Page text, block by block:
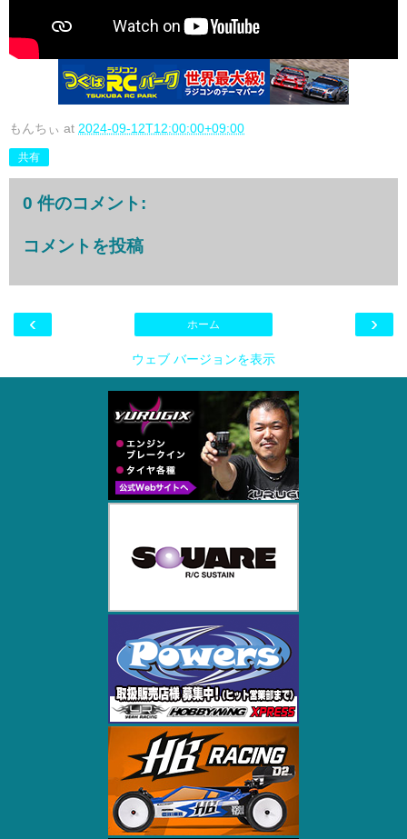
もんちぃ at 2024-09-12T12:00:00+09:00
共有
0 件のコメント:
コメントを投稿
‹ ›
ホーム
ウェブ バージョンを表示